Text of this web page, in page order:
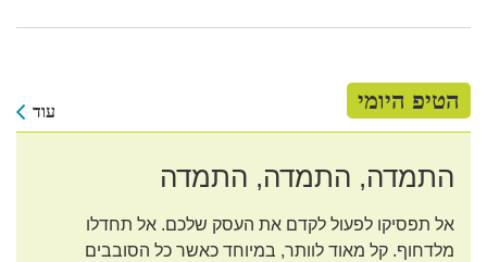
הטיפ היומי עוד
התמדה, התמדה, התמדה
אל תפסיקו לפעול לקדם את העסק שלכם. אל תחדלו
מלדחוף. קל מאוד לוותר, במיוחד כאשר כל הסובבים